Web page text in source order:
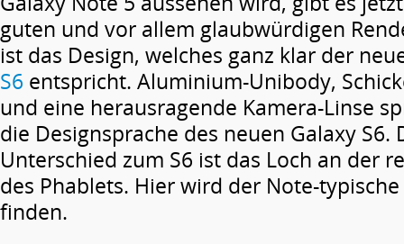
guten und vor allem glaubwürdigen
ist das Design, welches ganz klar der
S6 entspricht. Aluminium-Unibody,
und eine herausragende Kamera-Linse
die Designsprache des neuen Galaxy
Unterschied zum S6 ist das Loch an der
des Phablets. Hier wird der Note-
finden.